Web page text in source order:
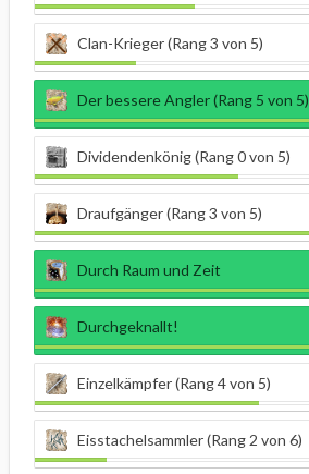
Clan-Krieger (Rang 3 von 5)
Der bessere Angler (Rang 5 von 5)
Dividendenkönig (Rang 0 von 5)
Draufgänger (Rang 3 von 5)
Durch Raum und Zeit
Durchgeknallt!
Einzelkämpfer (Rang 4 von 5)
Eisstachelsammler (Rang 2 von 6)